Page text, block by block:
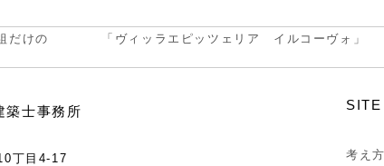
組だけの 「ヴィッラエピッツェリア イルコーヴォ
築士事務所
丁目4-17
考え方